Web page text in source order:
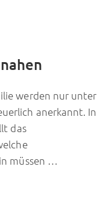
werden nur unter
anerkannt. In
das
müssen …